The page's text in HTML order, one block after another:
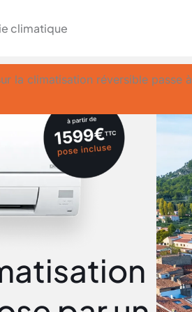
la climatisation réversible passe à
climatique